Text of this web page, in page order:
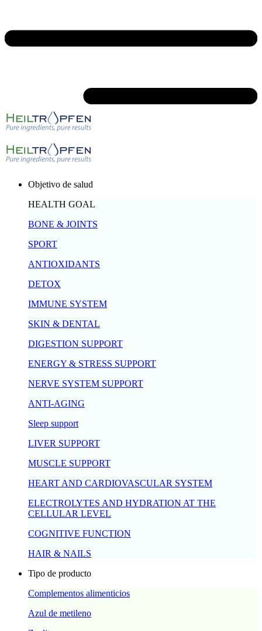
Objetivo de salud
HEALTH GOAL
BONE & JOINTS
SPORT
ANTIOXIDANTS
DETOX
IMMUNE SYSTEM
SKIN & DENTAL
DIGESTION SUPPORT
ENERGY & STRESS SUPPORT
NERVE SYSTEM SUPPORT
ANTI-AGING
Sleep support
LIVER SUPPORT
MUSCLE SUPPORT
HEART AND CARDIOVASCULAR SYSTEM
ELECTROLYTES AND HYDRATION AT THE
CELLULAR LEVEL
COGNITIVE FUNCTION
HAIR & NAILS
Tipo de producto
Complementos alimenticios
Azul de metileno